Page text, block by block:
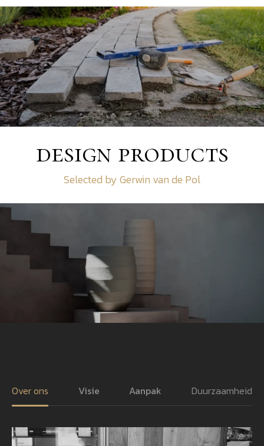
design products
Selected by Gerwin van de Pol
Over ons Visie Aanpak Duurzaamheid